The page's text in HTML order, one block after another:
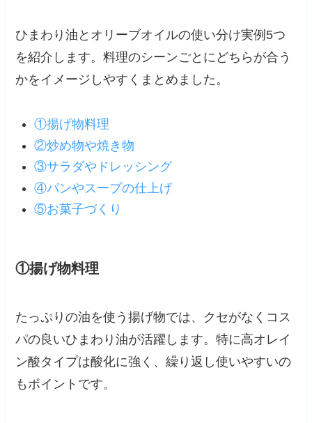
ひまわり油とオリーブオイルの使い分け実例5つ
を紹介します。料理のシーンごとにどちらが合う
かをイメージしやすくまとめました。
①揚げ物料理
②炒め物や焼き物
③サラダやドレッシング
④パンやスープの仕上げ
⑤お菓子づくり
①揚げ物料理
たっぷりの油を使う揚げ物では、クセがなくコス
パの良いひまわり油が活躍します。特に高オレイ
ン酸タイプは酸化に強く、繰り返し使いやすいの
もポイントです。